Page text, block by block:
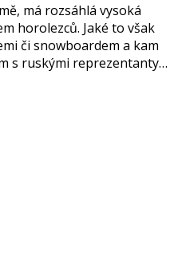
má rozsáhlá vysoká
horolezců. Jaké to však
či snowboardem a kam
s ruskými reprezentanty